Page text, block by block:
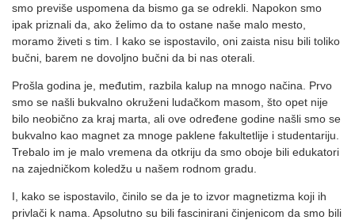
smo previše uspomena da bismo ga se odrekli. Napokon smo
ipak priznali da, ako želimo da to ostane naše malo mesto,
moramo živeti s tim. I kako se ispostavilo, oni zaista nisu bili toliko
bučni, barem ne dovoljno bučni da bi nas oterali.
Prošla godina je, međutim, razbila kalup na mnogo načina. Prvo
smo se našli bukvalno okruženi ludačkom masom, što opet nije
bilo neobično za kraj marta, ali ove određene godine našli smo se
bukvalno kao magnet za mnoge paklene fakultetlije i studentariju.
Trebalo im je malo vremena da otkriju da smo oboje bili edukatori
na zajedničkom koledžu u našem rodnom gradu.
I, kako se ispostavilo, činilo se da je to izvor magnetizma koji ih
privlači k nama. Apsolutno su bili fascinirani činjenicom da smo bili